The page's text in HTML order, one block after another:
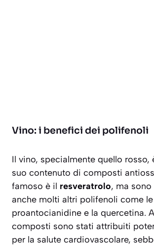
Vino: i benefici dei polifenoli
Il vino, specialmente quello rosso,
suo contenuto di composti
famoso è il resveratrolo, ma
anche molti altri polifenoli come le
proantocianidine e la quercetina.
composti sono stati attribuiti
per la salute cardiovascolare,